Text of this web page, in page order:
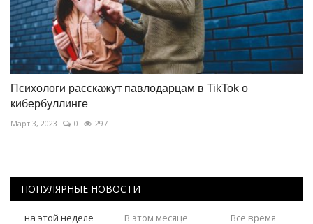
Психологи расскажут павлодарцам в TikTok о
кибербуллинге
Март 3, 2023 0 297
ПОПУЛЯРНЫЕ НОВОСТИ
на этой неделе В этом месяце Все время